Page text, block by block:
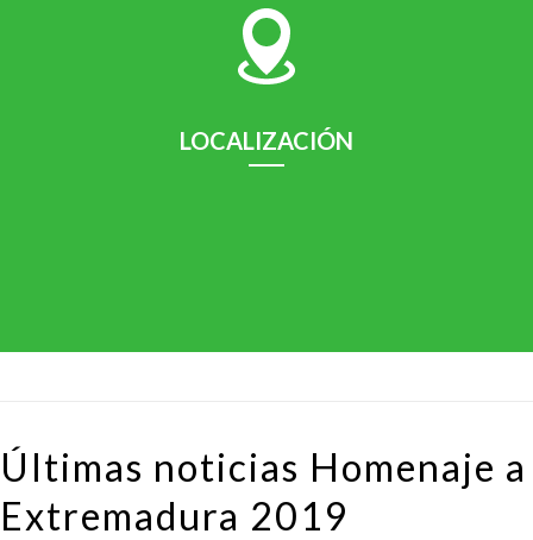
LOCALIZACIÓN
Últimas noticias Homenaje a
Extremadura 2019